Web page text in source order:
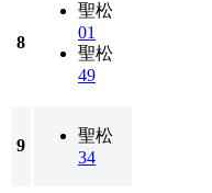
8
聖松
01
聖松
49
9
聖松
34